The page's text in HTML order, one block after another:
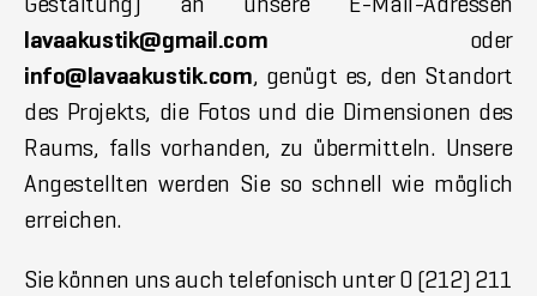
lavaakustik@gmail.com oder
info@lavaakustik.com, genügt es, den Standort
des Projekts, die Fotos und die Dimensionen des
Raums, falls vorhanden, zu übermitteln. Unsere
Angestellten werden Sie so schnell wie möglich
erreichen.
Sie können uns auch telefonisch unter 0 (212) 211